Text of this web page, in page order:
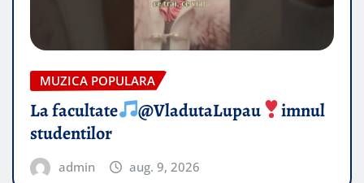
MUZICA POPULARA
La facultate @VladutaLupau
imnul
studentilor
admin aug. 9, 2026